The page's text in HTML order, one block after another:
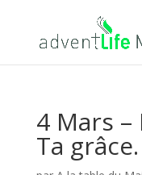
4 Mars
Ta grâce.